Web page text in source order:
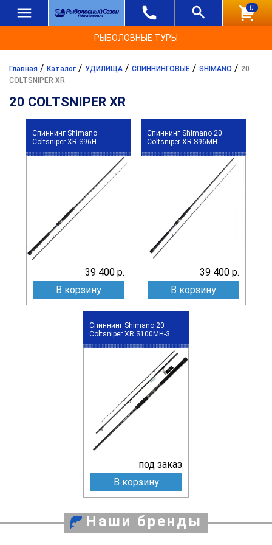
0
РЫБОЛОВНЫЕ ТУРЫ
Главная / Каталог / УДИЛИЩА / СПИННИНГОВЫЕ / SHIMANO / 20
COLTSNIPER XR
20 COLTSNIPER XR
Спиннинг Shimano
Coltsniper XR S96H
39 400 р.
В корзину
Спиннинг Shimano 20
Coltsniper XR S96MH
39 400 р.
В корзину
Спиннинг Shimano 20
Coltsniper XR S100MH-3
под заказ
В корзину
Наши бренды